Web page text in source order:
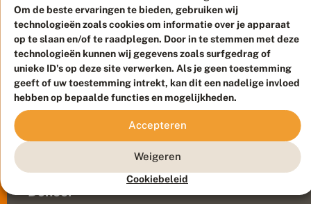
Om de beste ervaringen te bieden, gebruiken wij
technologieën zoals cookies om informatie over je apparaat
op te slaan en/of te raadplegen. Door in te stemmen met deze
technologieën kunnen wij gegevens zoals surfgedrag of
unieke ID's op deze site verwerken. Als je geen toestemming
geeft of uw toestemming intrekt, kan dit een nadelige invloed
hebben op bepaalde functies en mogelijkheden.
Accepteren
Weigeren
Cookiebeleid
i
s
v
e
r
s
c
h
n
e
n
met
de
dagvlinders,
nachtvlinders
en
libellen.
Met
achtergrondverhalen
over
projecten
die
samenhangen.
Veelgestelde vragen
Waarnemingen
Doneer
Meld waarnemingen
© 2026 Vlinderstichting
Duurzaam ontwikkeld doorGo2People, ontworpen door
Blue Field Agency
Privacy
Disclaimer
Sitemap